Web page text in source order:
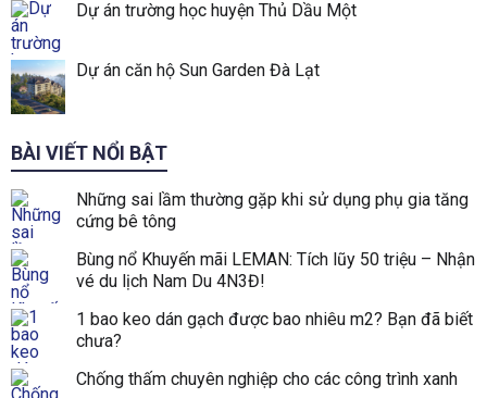
Dự án trường học huyện Thủ Dầu Một
Dự án căn hộ Sun Garden Đà Lạt
BÀI VIẾT NỔI BẬT
Những sai lầm thường gặp khi sử dụng phụ gia tăng
cứng bê tông
Bùng nổ Khuyến mãi LEMAN: Tích lũy 50 triệu – Nhận
vé du lịch Nam Du 4N3Đ!
1 bao keo dán gạch được bao nhiêu m2? Bạn đã biết
chưa?
Chống thấm chuyên nghiệp cho các công trình xanh